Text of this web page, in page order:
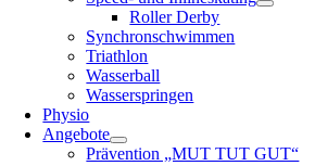
Roller Derby
Synchronschwimmen
Triathlon
Wasserball
Wasserspringen
Physio
Angebote
Prävention „MUT TUT GUT“